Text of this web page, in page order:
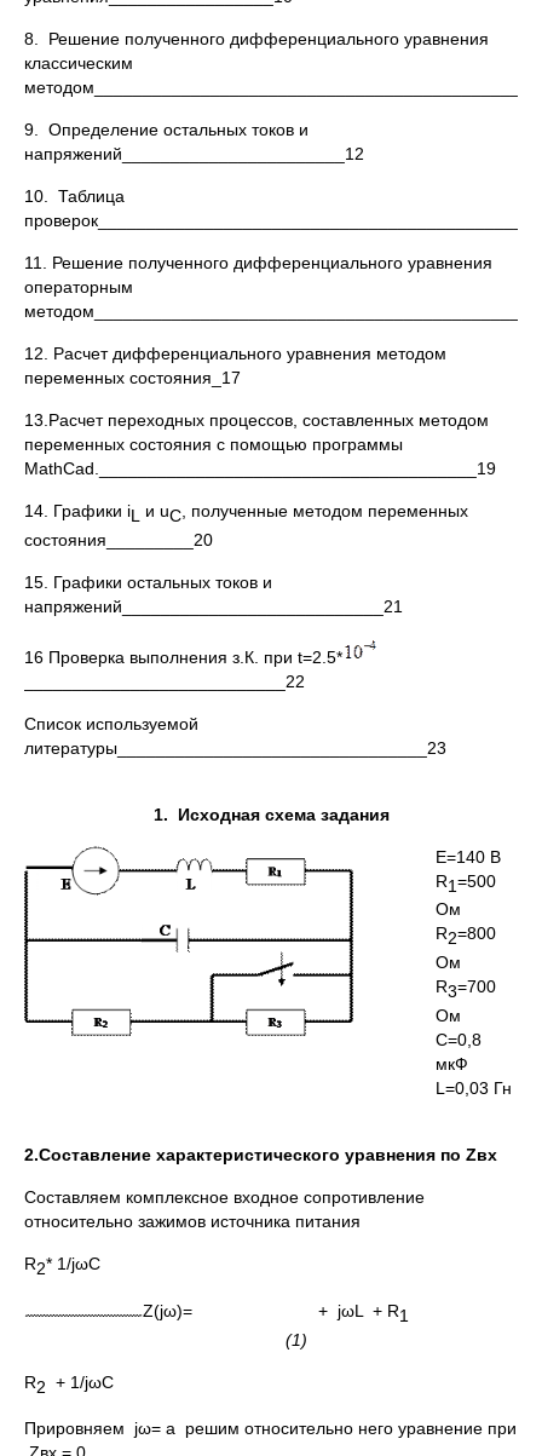
8. Решение полученного дифференциального уравнения
классическим
9. Определение остальных токов и
напряжений_______________________12
10. Таблица
11. Решение полученного дифференциального уравнения
операторным
12. Расчет дифференциального уравнения методом
переменных состояния_17
13.Расчет переходных процессов, составленных методом
переменных состояния с помощью программы
MathCad._______________________________________19
14. Графики iL и uC , полученные методом переменных
состояния_________20
15. Графики остальных токов и
напряжений___________________________21
16 Проверка выполнения з.К. при t=2.5*
___________________________22
Список используемой
литературы________________________________23
1. Исходная схема задания
E=140 В
R1=500
Ом
R2=800
Ом
R3=700
Ом
C=0,8
мкФ
L=0,03 Гн
2.Cоставление характеристического уравнения по Zвх
Составляем комплексное входное сопротивление
относительно зажимов источника питания
R2* 1/jωC
Z(jω)= + jωL + R1
(1)
R2 + 1/jωC
Прировняем jω= a решим относительно него уравнение при